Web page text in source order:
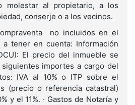
molestar al propietario, a los
conserje o a los vecinos.
no incluidos en el
tener en cuenta: Información
El precio del inmueble se
importes a cargo del
IVA al 10% o ITP sobre el
(precio o referencia catastral)
y el 11%. · Gastos de Notaría y